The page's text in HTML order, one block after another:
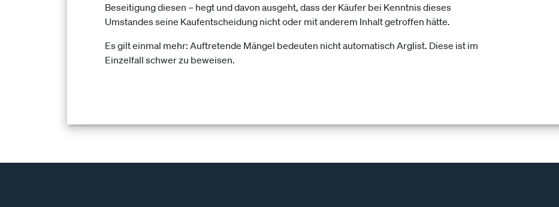
Beseitigung diesen – hegt und davon ausgeht, dass der Käufer bei Kenntnis dieses
Umstandes seine Kaufentscheidung nicht oder mit anderem Inhalt getroffen hätte.
Es gilt einmal mehr: Auftretende Mängel bedeuten nicht automatisch Arglist. Diese ist im
Einzelfall schwer zu beweisen.